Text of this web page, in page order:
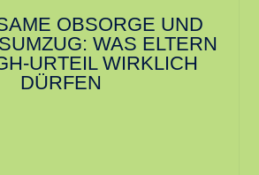
OBSORGE UND
WAS ELTERN
URTEIL WIRKLICH
DÜRFEN